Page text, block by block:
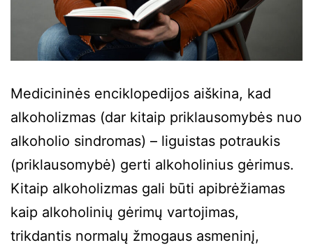
Medicininės enciklopedijos aiškina, kad
alkoholizmas (dar kitaip priklausomybės nuo
alkoholio sindromas) – liguistas potraukis
(priklausomybė) gerti alkoholinius gėrimus.
Kitaip alkoholizmas gali būti apibrėžiamas
kaip alkoholinių gėrimų vartojimas,
trikdantis normalų žmogaus asmeninį,